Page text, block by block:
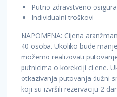
Putno zdravstveno
Individualni troškovi
NAPOMENA: Cijena
40 osoba. Ukoliko bude
možemo realizovati
putnicima o korekciji cijene.
otkazivanja putovanja dužni
koji su izvršili rezervaciju 2